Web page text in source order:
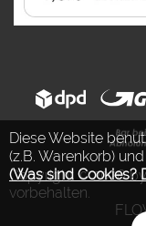
Diese Website
(z.B. Warenkorb)
(Was sind Cookies?
Copyright © 2026
vorbehalten.